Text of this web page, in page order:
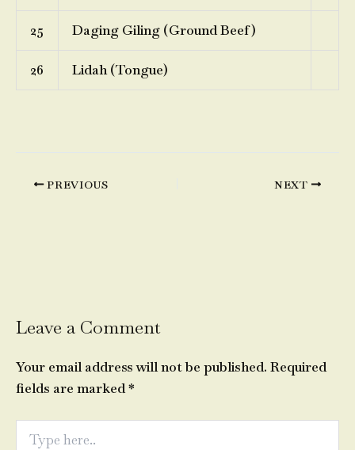
25 Daging Giling (Ground Beef)
26 Lidah (Tongue)
PREVIOUS NEXT
Leave a Comment
Your email address will not be published. Required
fields are marked*
here..